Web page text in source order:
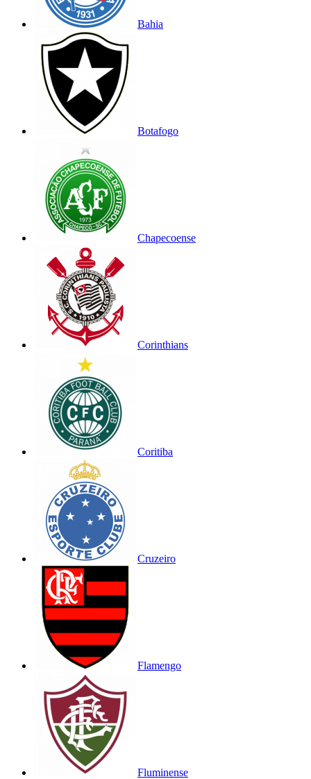
Bahia
Botafogo
Chapecoense
Corinthians
Coritiba
Cruzeiro
Flamengo
Fluminense